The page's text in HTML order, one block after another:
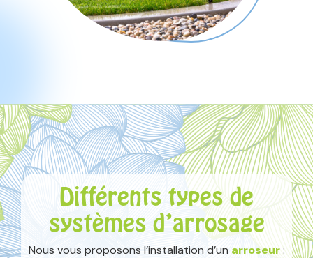
Différents types de
systèmes d’arrosage
Nous vous proposons l’installation d’un arroseur: